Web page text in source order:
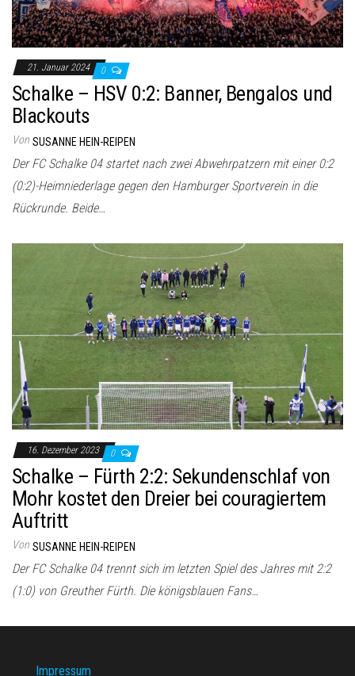
21. Januar 2024 0
Schalke – HSV 0:2: Banner, Bengalos und
Blackouts
Von SUSANNE HEIN-REIPEN
Der FC Schalke 04 startet nach zwei Abwehrpatzern mit einer 0:2
(0:2)-Heimniederlage gegen den Hamburger Sportverein in die
Rückrunde. Beide…
16. Dezember 2023 0
Schalke – Fürth 2:2: Sekundenschlaf von
Mohr kostet den Dreier bei couragiertem
Auftritt
Von SUSANNE HEIN-REIPEN
Der FC Schalke 04 trennt sich im letzten Spiel des Jahres mit 2:2
(1:0) von Greuther Fürth. Die königsblauen Fans…
Impressum